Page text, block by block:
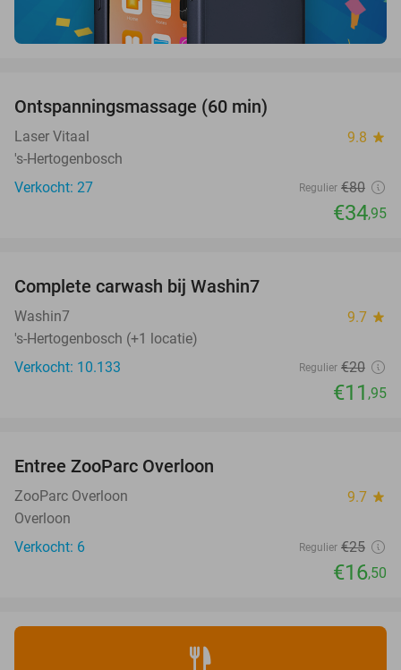
Ontspanningsmassage (60 min)
Laser Vitaal 9.8 star
's-Hertogenbosch
Verkocht: 27
Regulier €80
€34,95
Complete carwash bij Washin7
Washin7 9.7 star
's-Hertogenbosch (+1 locatie)
Verkocht: 10.133
Regulier €20
€11 ,95
TODAY
Entree ZooParc Overloon
ZooParc Overloon 9.7 star
Overloon
Verkocht: 6
Regulier €25
€16,50